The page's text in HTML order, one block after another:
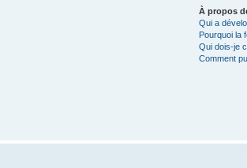
À propos
Qui a
Pourquoi la
Qui dois-je
Comment